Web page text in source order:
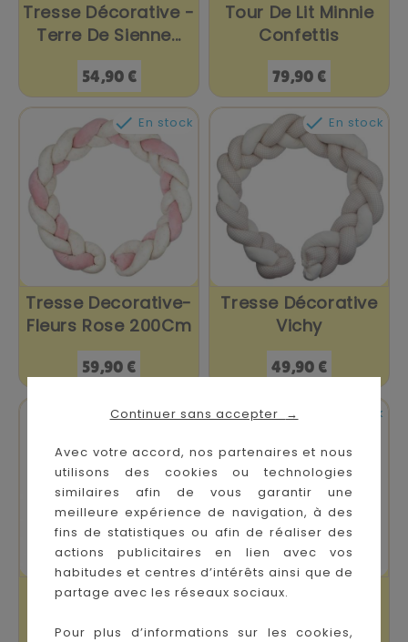
Continuer sans accepter →
Avec votre accord, nos partenaires et nous
utilisons des cookies ou technologies
similaires afin de vous garantir une
meilleure expérience de navigation, à des
fins de statistiques ou afin de réaliser des
actions publicitaires en lien avec vos
habitudes et centres d’intérêts ainsi que de
partage avec les réseaux sociaux.
Pour plus d’informations sur les cookies,
Tresse Décorative -
Terre De Sienne...
Prix
54,90 €
Tour De Lit Minnie
Confettis
Prix
79,90 €
 En stock
Tresse Decorative-
Fleurs Rose 200Cm
Prix
59,90 €
 En stock
Tresse Décorative
Vichy
Prix
49,90 €
En stock
Tour De Lit
En stock
Tresse Décorative